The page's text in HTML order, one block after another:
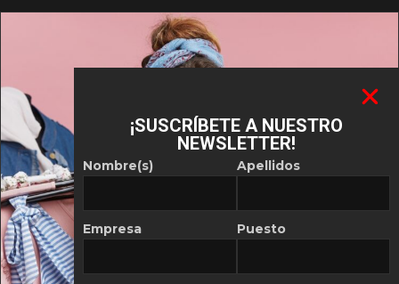
¡SUSCRÍBETE A NUESTRO
NEWSLETTER!
Nombre(s)
Empresa
Apellidos
Puesto